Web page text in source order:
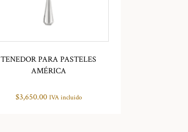
TENEDOR PARA PASTELES
AMÉRICA
$3,650.00 IVA incluido